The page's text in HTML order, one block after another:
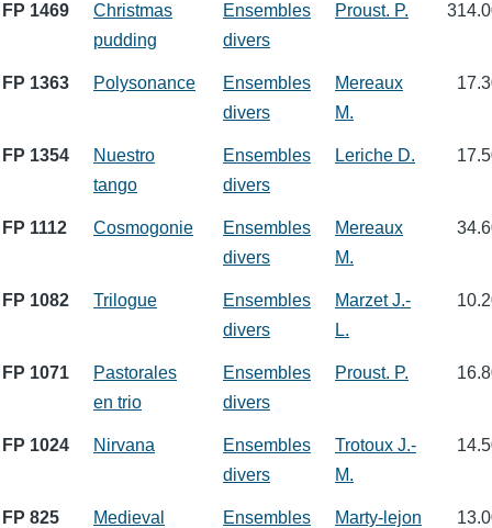
FP 1469
Christmas
pudding
Ensembles
divers
Proust. P.
FP 1363 Polysonance
Ensembles
divers
Mereaux
M.
FP 1354
Nuestro
tango
Ensembles
divers
Leriche D.
FP 1112 Cosmogonie
Ensembles
divers
Mereaux
M.
FP 1082 Trilogue
Ensembles
divers
Marzet J.-
L.
FP 1071
Pastorales
en trio
Ensembles
divers
Proust. P.
FP 1024 Nirvana
Ensembles
divers
Trotoux J.-
M.
FP 825
Medieval
Ensembles
Marty-lejon